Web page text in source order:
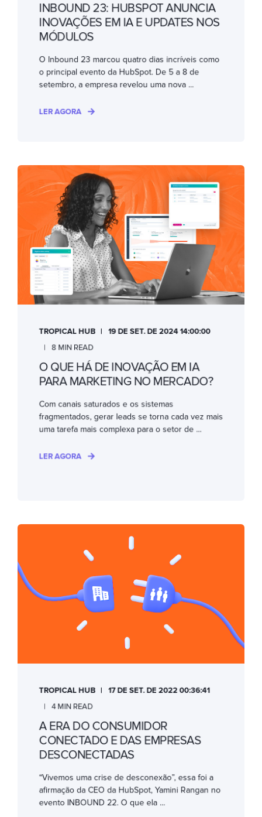
INBOUND 23: HUBSPOT ANUNCIA
INOVAÇÕES EM IA E UPDATES NOS
MÓDULOS
O Inbound 23 marcou quatro dias incríveis como
o principal evento da HubSpot. De 5 a 8 de
setembro, a empresa revelou uma nova ...
LER AGORA
TROPICAL HUB 19 DE SET. DE 2024 14:00:00
8 MIN READ
O QUE HÁ DE INOVAÇÃO EM IA
PARA MARKETING NO MERCADO?
Com canais saturados e os sistemas
fragmentados, gerar leads se torna cada vez mais
uma tarefa mais complexa para o setor de ...
LER AGORA
TROPICAL HUB
17 DE SET. DE 2022 00:36:41
4 MIN READ
A ERA DO CONSUMIDOR
CONECTADO E DAS EMPRESAS
DESCONECTADAS
“Vivemos uma crise de desconexão”, essa foi a
afirmação da CEO da HubSpot, Yamini Rangan no
evento INBOUND 22. O que ela ...